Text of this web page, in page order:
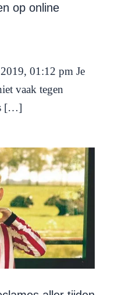
op online
01:12 pm Je
vaak tegen
[…]